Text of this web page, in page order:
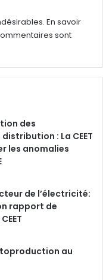
En savoir
sont
des
: La CEET
les anomalies
de l’électricité:
rapport de
au